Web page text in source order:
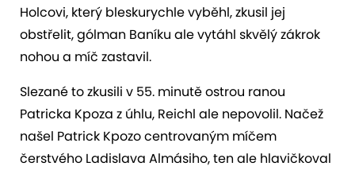
Holcovi, který bleskurychle vyběhl, zkusil jej
obstřelit, gólman Baníku ale vytáhl skvělý zákrok
nohou a míč zastavil.
Slezané to zkusili v 55. minutě ostrou ranou
Patricka Kpoza z úhlu, Reichl ale nepovolil. Načež
našel Patrick Kpozo centrovaným míčem
čerstvého Ladislava Almásiho, ten ale hlavičkoval